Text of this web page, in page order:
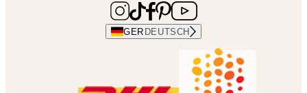
GER DEUTSCH